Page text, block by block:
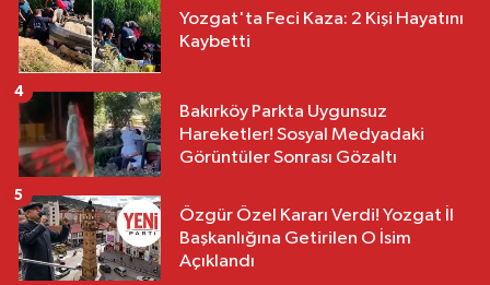
Yozgat'ta Feci Kaza: 2 Kişi Hayatını
Kaybetti
Bakırköy Parkta Uygunsuz
Hareketler! Sosyal Medyadaki
Görüntüler Sonrası Gözaltı
4
Özgür Özel Kararı Verdi! Yozgat İl
Başkanlığına Getirilen O İsim
Açıklandı
5